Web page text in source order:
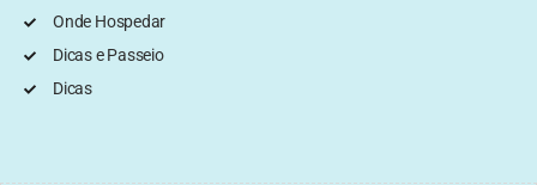
Onde Hospedar
Dicas e Passeio
Dicas